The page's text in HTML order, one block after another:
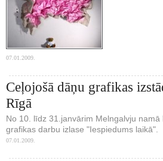
07.01.2009.
Ceļojošā dāņu grafikas
Rīgā
No 10. līdz 31.janvārim Melngalvju
grafikas darbu izlase "Iespiedums laikā".
07.01.2009.